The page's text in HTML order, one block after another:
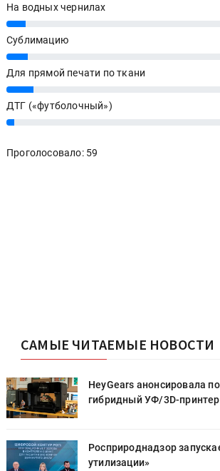
На водных чернилах
7%
Сублимацию
8%
Для прямой печати по ткани
10%
ДТГ («футболочный»)
3%
Проголосовало: 59
САМЫЕ ЧИТАЕМЫЕ НОВОСТИ
HeyGears анонсировала
гибридный УФ/3D-принтер
Росприроднадзор
утилизации»